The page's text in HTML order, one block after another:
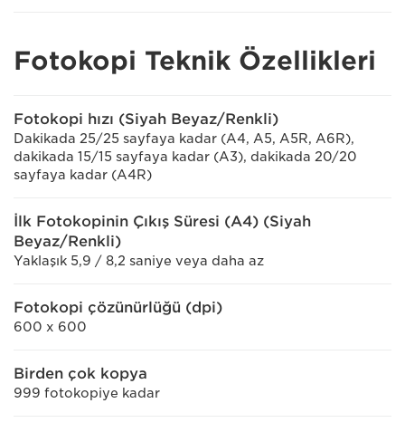
Fotokopi Teknik Özellikleri
Fotokopi hızı (Siyah Beyaz/Renkli)
Dakikada 25/25 sayfaya kadar (A4, A5, A5R, A6R),
dakikada 15/15 sayfaya kadar (A3), dakikada 20/20
sayfaya kadar (A4R)
İlk Fotokopinin Çıkış Süresi (A4) (Siyah
Beyaz/Renkli)
Yaklaşık 5,9 / 8,2 saniye veya daha az
Fotokopi çözünürlüğü (dpi)
600 x 600
Birden çok kopya
999 fotokopiye kadar